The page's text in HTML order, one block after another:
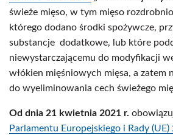
świeże mięso, w tym mięso
którego dodano środki spożywcze,
substancje dodatkowe, lub które
niewystarczającemu do modyfikacji
włókien mięśniowych mięsa, a zatem
do wyeliminowania cech świeżego
Od dnia 21 kwietnia 2021 r.
Parlamentu Europejskiego i Rady